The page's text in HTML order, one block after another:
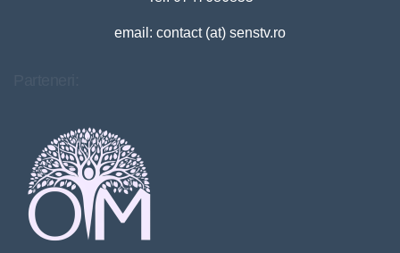
email: contact (at) senstv.ro